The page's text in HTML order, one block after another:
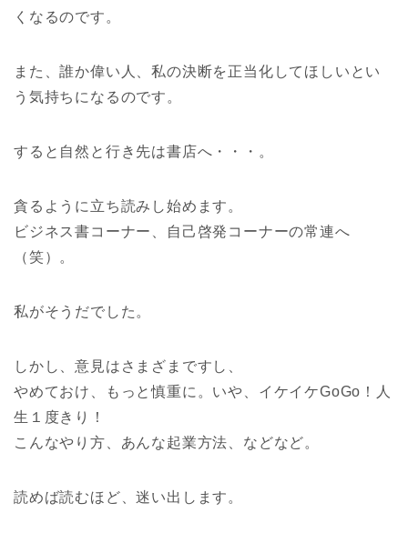
くなるのです。
また、誰か偉い人、私の決断を正当化してほしいとい
う気持ちになるのです。
すると自然と行き先は書店へ・・・。
貪るように立ち読みし始めます。
ビジネス書コーナー、自己啓発コーナーの常連へ
（笑）。
私がそうだでした。
しかし、意見はさまざまですし、
やめておけ、もっと慎重に。いや、イケイケGoGo！人
生１度きり！
こんなやり方、あんな起業方法、などなど。
読めば読むほど、迷い出します。